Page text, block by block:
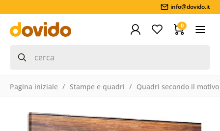
info@dovido.it
0
Pagina iniziale Stampe e quadri Quadri secondo il motivo